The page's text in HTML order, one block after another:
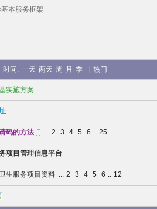
本服务框架
时间: 一天 两天 周 月 季 热门
实施方案
码的方法 ... 2 3 4 5 6 .. 25
项目管理信息平台
生服务项目资料 ... 2 3 4 5 6 .. 12